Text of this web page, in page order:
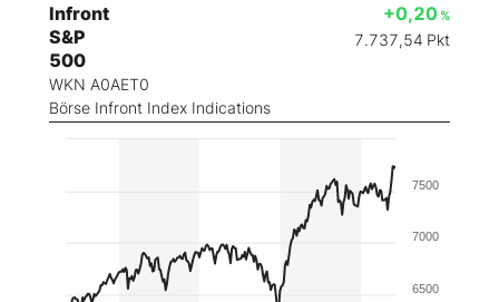
Infront
S&P
500
WKN A0AET0
Börse Infront Index Indications
+0,20 %
7.737,54 Pkt
6500
7000
7500